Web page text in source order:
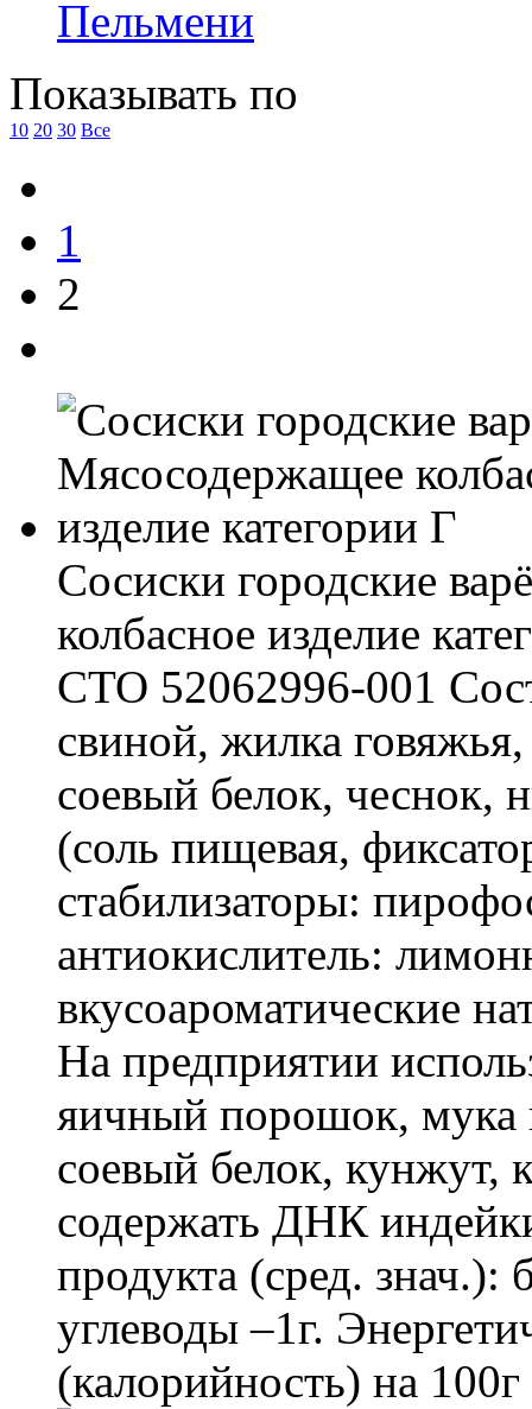
Пельмени
Показывать по
10 20 30 Все
1
2
Сосиски городские
колбасное изделие
СТО 52062996-001
свиной, жилка
соевый белок, чеснок,
(соль пищевая,
стабилизаторы:
антиокислитель:
вкусоароматические
На предприятии
яичный порошок, мука
соевый белок, кунжут,
содержать ДНК
продукта (сред. знач.):
углеводы –1г.
(калорийность) на